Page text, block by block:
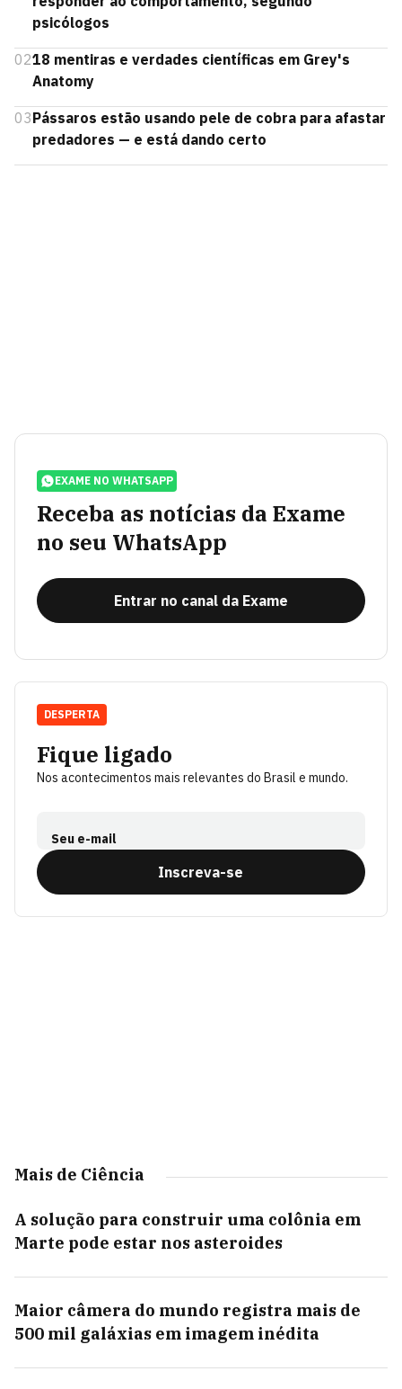
psicólogos
0218 mentiras e verdades científicas em Grey's
Anatomy
03Pássaros estão usando pele de cobra para afastar
predadores — e está dando certo
EXAME NO WHATSAPP
Receba as notícias da Exame
no seu WhatsApp
Entrar no canal da Exame
Fique ligado
Nos acontecimentos mais relevantes do Brasil e mundo.
Seu e-mail
Inscreva-se
DESPERTA
Mais de Ciência
A solução para construir uma colônia em
Marte pode estar nos asteroides
Maior câmera do mundo registra mais de
500 mil galáxias em imagem inédita